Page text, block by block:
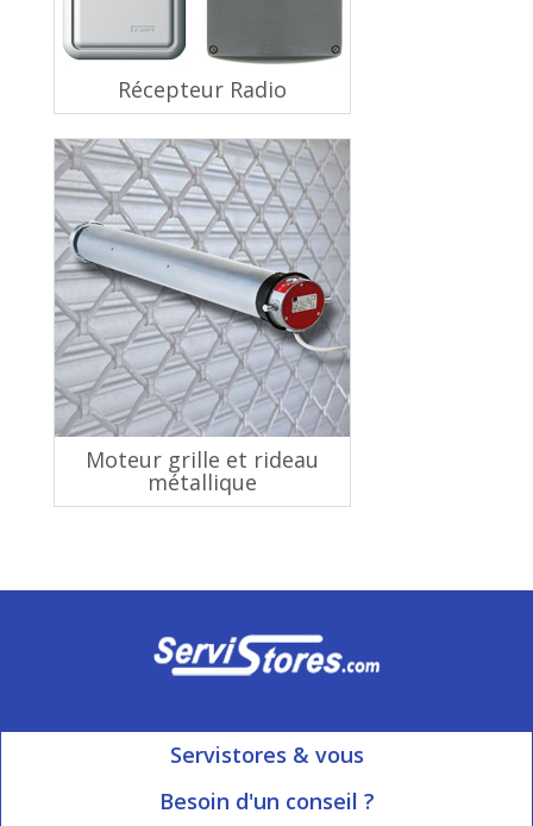
Récepteur Radio
Moteur grille et rideau
métallique
Servistores & vous
Mon compte
Besoin d'un conseil ?